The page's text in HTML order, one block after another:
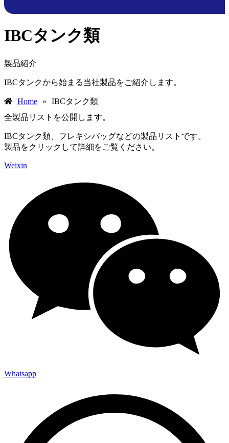
IBCタンク類
製品紹介
IBCタンクから始まる当社製品をご紹介します。
Home »
IBCタンク類
全製品リストを公開します。
IBCタンク類、フレキシバッグなどの製品リストです。
製品をクリックして詳細をご覧ください。
Weixin
Whatsapp